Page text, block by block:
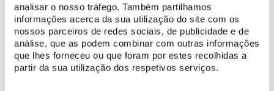
analisar o nosso tráfego. Também partilhamos
informações acerca da sua utilização do site com os
nossos parceiros de redes sociais, de publicidade e de
análise, que as podem combinar com outras informações
que lhes forneceu ou que foram por estes recolhidas a
partir da sua utilização dos respetivos serviços.
doutoramentos e outros cursos, a Nova SBE conta com mais de
5 mil alunos, 55% dos quais são provenientes de outros países, e
cerca de duas centenas de professores de mais de 20
nacionalidades.